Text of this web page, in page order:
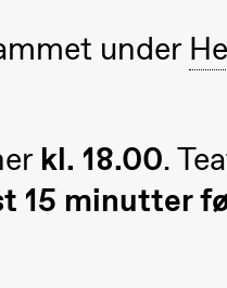
under
kl. 18.00.
15 minutter